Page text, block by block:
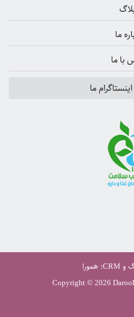
ما
با ما
ما
و CRM
: همورا
Copyright © 2026